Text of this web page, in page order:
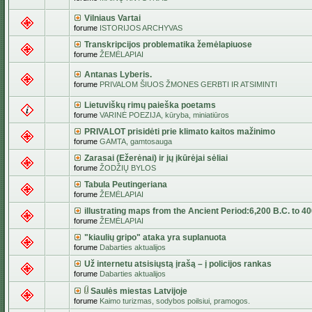
Vilniaus Vartai
forume ISTORIJOS ARCHYVAS
Transkripcijos problematika žemėlapiuose
forume ŽEMĖLAPIAI
Antanas Lyberis.
forume PRIVALOM ŠIUOS ŽMONES GERBTI IR ATSIMINTI
Lietuviškų rimų paieška poetams
forume VARINĖ POEZIJA, kūryba, miniatiūros
PRIVALOT prisidėti prie klimato kaitos mažinimo
forume GAMTA, gamtosauga
Zarasai (Ežerėnai) ir jų įkūrėjai sėliai
forume ŽODŽIŲ BYLOS
Tabula Peutingeriana
forume ŽEMĖLAPIAI
illustrating maps from the Ancient Period:6,200 B.C. to
forume ŽEMĖLAPIAI
"kiaulių gripo" ataka yra suplanuota
forume Dabarties aktualijos
Už internetu atsisiųstą įrašą – į policijos rankas
forume Dabarties aktualijos
Saulės miestas Latvijoje
forume Kaimo turizmas, sodybos poilsiui, pramogos.